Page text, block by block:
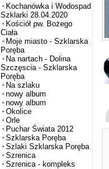
Kochanówka i Wodospad
Szklarki 28.04.2020
Kościół pw. Bożego
Ciała
Moje miasto - Szklarska
Poręba
Na nartach - Dolina
Szczęscia - Szklarska
Poręba
Na szlaku
nowy album
nowy album
Okolice
Orle
Puchar Świata 2012
Szklarska Poręba
Szlaki Szklarska Poręba
Szrenica
Szrenica - kompleks